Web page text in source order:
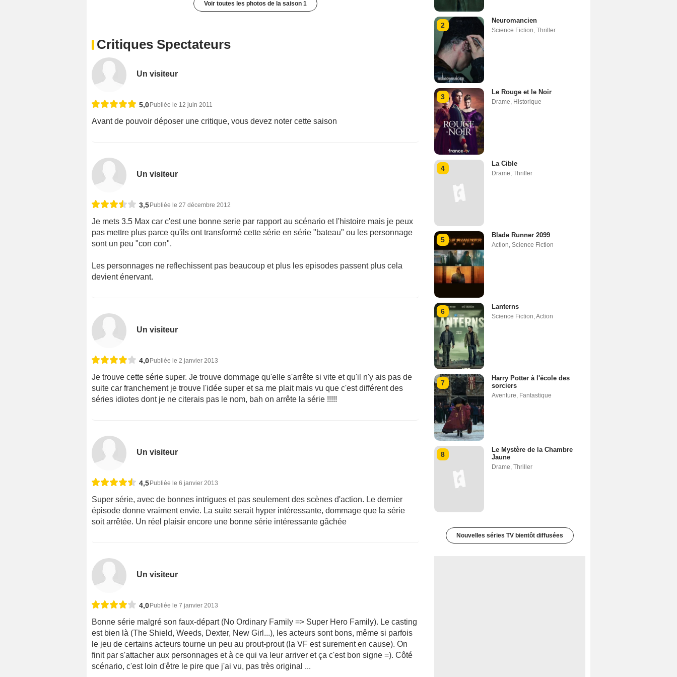
Voir toutes les photos de la saison 1
Critiques Spectateurs
Un visiteur
5,0 Publiée le 12 juin 2011
Avant de pouvoir déposer une critique, vous devez noter cette saison
Un visiteur
3,5 Publiée le 27 décembre 2012
Je mets 3.5 Max car c'est une bonne serie par rapport au scénario et l'histoire mais je peux
pas mettre plus parce qu'ils ont transformé cette série en série "bateau" ou les personnage
sont un peu "con con".
Les personnages ne reflechissent pas beaucoup et plus les episodes passent plus cela
devient énervant.
Un visiteur
4,0 Publiée le 2 janvier 2013
Je trouve cette série super. Je trouve dommage qu'elle s'arrête si vite et qu'il n'y ais pas de
suite car franchement je trouve l'idée super et sa me plait mais vu que c'est différent des
séries idiotes dont je ne citerais pas le nom, bah on arrête la série !!!!!
Un visiteur
4,5 Publiée le 6 janvier 2013
Super série, avec de bonnes intrigues et pas seulement des scènes d'action. Le dernier
épisode donne vraiment envie. La suite serait hyper intéressante, dommage que la série
soit arrêtée. Un réel plaisir encore une bonne série intéressante gâchée
Un visiteur
4,0 Publiée le 7 janvier 2013
Bonne série malgré son faux-départ (No Ordinary Family => Super Hero Family). Le casting
est bien là (The Shield, Weeds, Dexter, New Girl...), les acteurs sont bons, même si parfois
le jeu de certains acteurs tourne un peu au prout-prout (la VF est surement en cause). On
finit par s'attacher aux personnages et à ce qui va leur arriver et ça c'est bon signe =). Côté
scénario, c'est loin d'être le pire que j'ai vu, pas très original ...
2
Neuromancien
Science Fiction Thriller
3
Le Rouge et le Noir
Drame Historique
4
La Cible
Drame Thriller
5
Blade Runner 2099
Action Science Fiction
6
Lanterns
Science Fiction Action
7
Harry Potter à l'école des
sorciers
Aventure Fantastique
8
Le Mystère de la Chambre
Jaune
Drame Thriller
Nouvelles séries TV bientôt diffusées